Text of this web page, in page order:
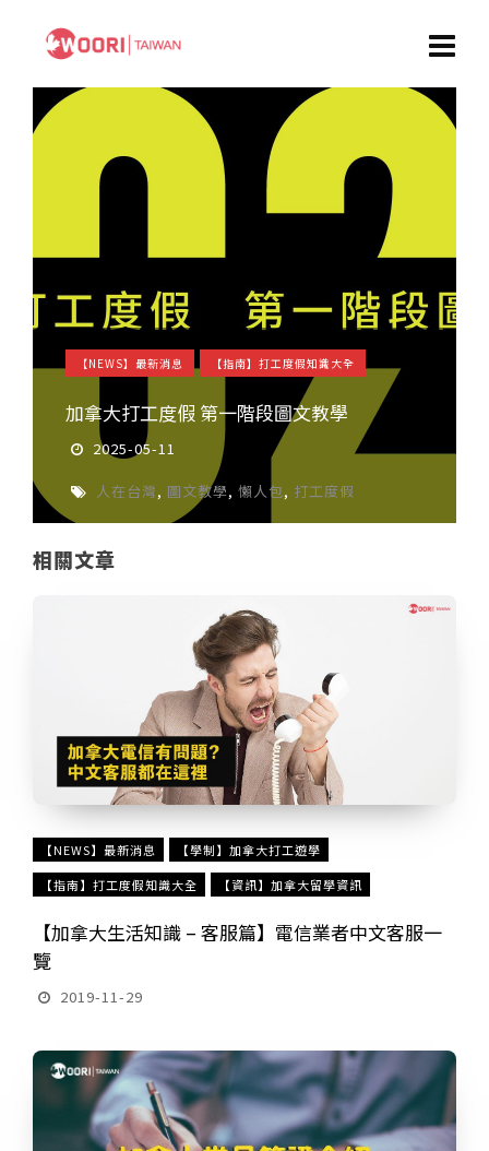
【NEWS】最新消息 【指南】打工度假知識大全
加拿大打工度假 第一階段圖文教學
2025-05-11
人在台灣, 圖文教學, 懶人包, 打工度假
相關文章
【NEWS】最新消息
【學制】加拿大打工遊學
【指南】打工度假知識大全
【資訊】加拿大留學資訊
【加拿大生活知識 – 客服篇】電信業者中文客服一
覽
2019-11-29